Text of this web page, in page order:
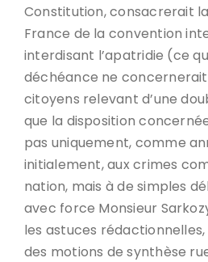
Constitution, consacrerait
France de la convention
interdisant l’apatridie (ce
déchéance ne
citoyens relevant d’une
que la disposition
pas uniquement, comme
initialement, aux crimes
nation, mais à de simples
avec force Monsieur
les astuces
des motions de synthèse